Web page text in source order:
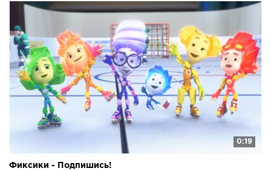
0:19
Фиксики - Подпишись!